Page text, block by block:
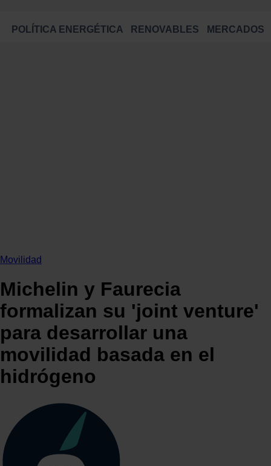
POLÍTICA ENERGÉTICA RENOVABLES MERCADOS
Movilidad
Michelin y Faurecia
formalizan su 'joint venture'
para desarrollar una
movilidad basada en el
hidrógeno